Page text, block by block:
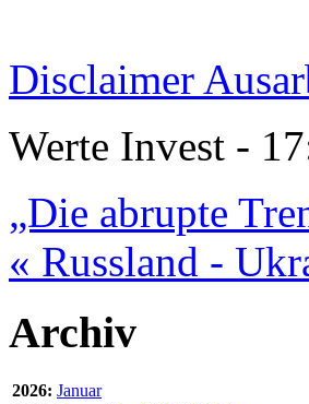
Disclaimer
Werte Invest -
„Die abrupte
« Russland -
Archiv
2026: Januar